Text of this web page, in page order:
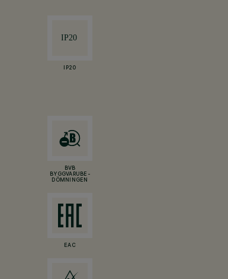
IP20
BVB
BYGGVARUBE-
DÖMNINGEN
EAC